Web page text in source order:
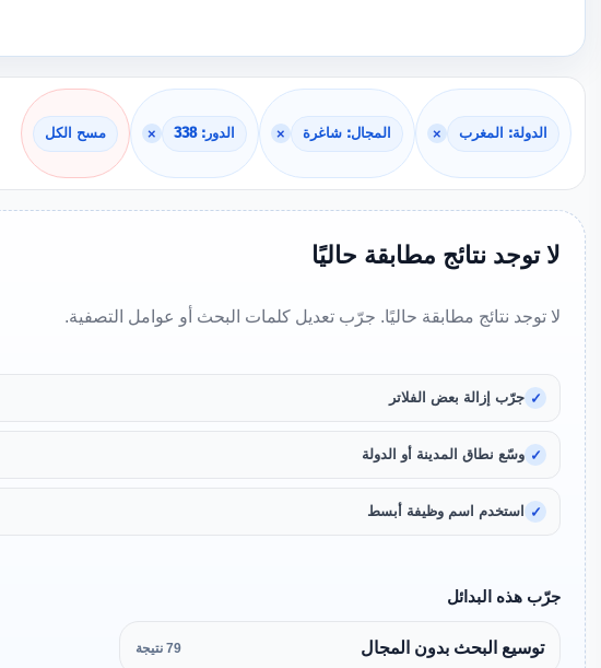
الدولة: المغرب × المجال: شاغرة × الدور: 338 × مسح الكل
لا توجد نتائج مطابقة حاليًا
لا توجد نتائج مطابقة حاليًا. جرّب تعديل كلمات البحث أو عوامل التصفية.
جرّب إزالة بعض الفلاتر
وسّع نطاق المدينة أو الدولة
استخدم اسم وظيفة أبسط
جرّب هذه البدائل
توسيع البحث بدون المجال 79 نتيجة